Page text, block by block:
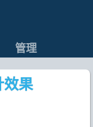
管理
果